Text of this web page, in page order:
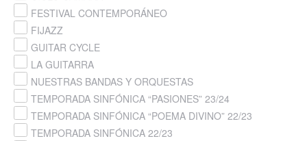
FESTIVAL CONTEMPORÁNEO
FIJAZZ
GUITAR CYCLE
LA GUITARRA
NUESTRAS BANDAS Y ORQUESTAS
TEMPORADA SINFÓNICA “PASIONES” 23/24
TEMPORADA SINFÓNICA “POEMA DIVINO” 22/23
TEMPORADA SINFÓNICA 22/23